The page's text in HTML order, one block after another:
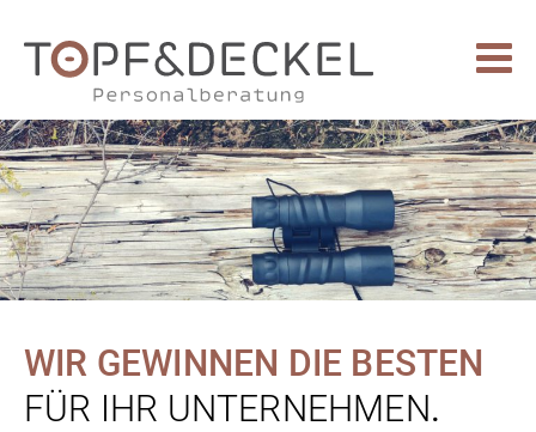
WIR GEWINNEN DIE BESTEN
FÜR IHR UNTERNEHMEN.